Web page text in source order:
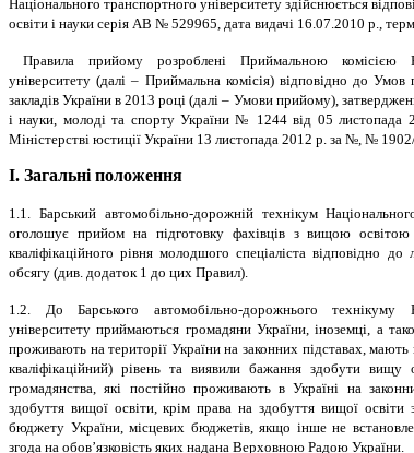
Національного транспортного університету здійснюється
освіти і науки серія АВ № 529965, дата видачі 16.07.2010 р.,
Правила прийому розроблені Приймальною комісією
університету (далі – Приймальна комісія) відповідно до
закладів України в 2013 році (далі – Умови прийому),
і науки, молоді та спорту України № 1244 від 05 листопада
Міністерстві юстиції України 13 листопада 2012 р. за №, №
І. Загальні положення
1.1. Барський автомобільно-дорожній технікум
оголошує прийом на підготовку фахівців з вищою освітою
кваліфікаційного рівня молодшого спеціаліста відповідно до
обсягу (див. додаток 1 до цих Правил).
1.2. До Барського автомобільно-дорожнього технікуму
університету приймаються громадяни України, іноземці, а
проживають на території України на законних підставах, мають
кваліфікаційний) рівень та виявили бажання здобути вищу
громадянства, які постійно проживають в Україні на
здобуття вищої освіти, крім права на здобуття вищої
бюджету України, місцевих бюджетів, якщо інше не
згода на обов’язковість яких надана Верховною Радою України.